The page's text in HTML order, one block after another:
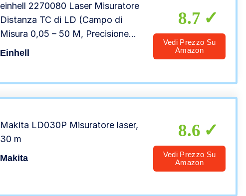
einhell 2270080 Laser Misuratore
Distanza TC di LD (Campo di
Misura 0,05 – 50 M, Precisione
+/-2 Mm/M, Soft Grip, Pratica
Einhell
8.7
Vedi Prezzo Su
Amazon
Makita LD030P Misuratore laser,
30 m
Makita
8.6
Vedi Prezzo Su
Amazon